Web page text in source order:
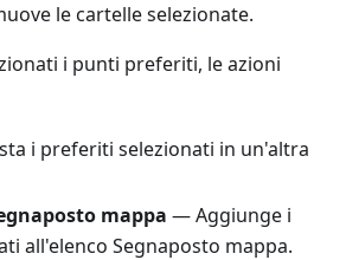
le cartelle selezionate.
i punti preferiti, le azioni
i preferiti selezionati in un'altra
mappa — Aggiunge i
all'elenco Segnaposto mappa.